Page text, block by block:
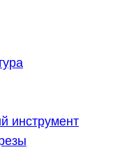
инструмент